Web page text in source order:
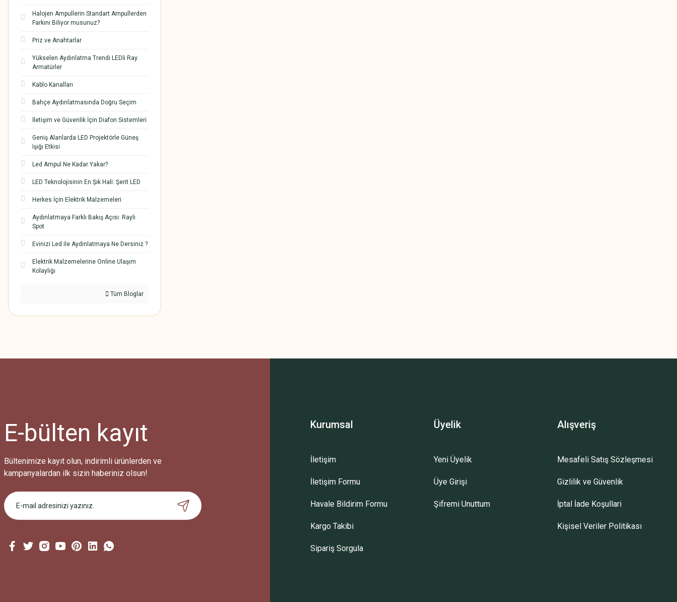
Halojen Ampullerin Standart Ampullerden
Farkını Biliyor musunuz?
Priz ve Anahtarlar
Yükselen Aydınlatma Trendi LEDli Ray
Armatürler
Kablo Kanalları
Bahçe Aydınlatmasında Doğru Seçim
İletişim ve Güvenlik İçin Diafon Sistemleri
Geniş Alanlarda LED Projektörle Güneş
Işığı Etkisi
Led Ampul Ne Kadar Yakar?
LED Teknolojisinin En Şık Hali: Şerit LED
Herkes İçin Elektrik Malzemeleri
Aydınlatmaya Farklı Bakış Açısı: Raylı
Spot
Evinizi Led ile Aydınlatmaya Ne Dersiniz ?
Elektrik Malzemelerine Online Ulaşım
Kolaylığı
Tüm Bloglar
E-bülten kayıt
Bültenimize kayıt olun, indirimli ürünlerden ve
kampanyalardan ilk sizin haberiniz olsun!
Kurumsal
İletişim
İletişim Formu
Havale Bildirim Formu
Kargo Takibi
Sipariş Sorgula
Üyelik
Yeni Üyelik
Üye Girişi
Şifremi Unuttum
Alışveriş
Mesafeli Satış Sözleşmesi
Gizlilik ve Güvenlik
İptal İade Koşullari
Kişisel Veriler Politikası